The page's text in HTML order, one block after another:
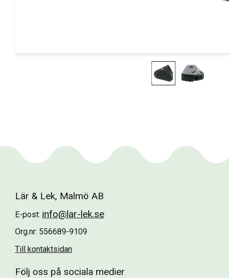
Lär & Lek, Malmö AB
E-post: info@lar-lek.se
Org.nr: 556689-9109
Till kontaktsidan
Följ oss på sociala medier